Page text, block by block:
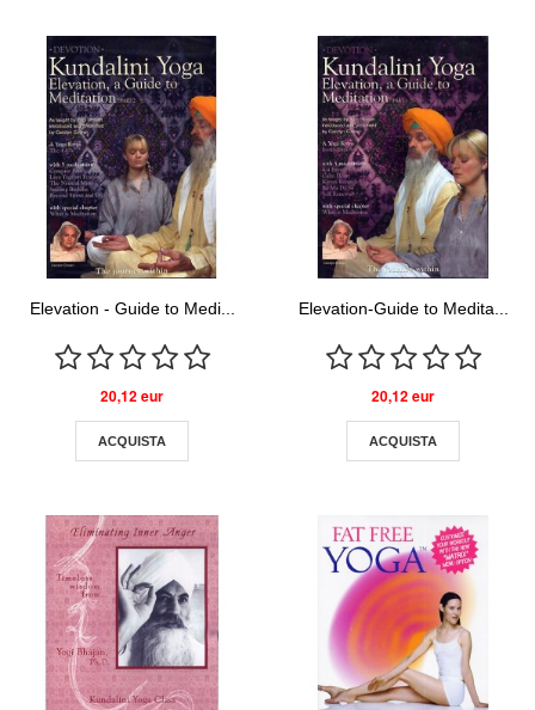
Elevation - Guide to Medi...
20,12 eur
ACQUISTA
Elevation-Guide to Medita...
20,12 eur
ACQUISTA